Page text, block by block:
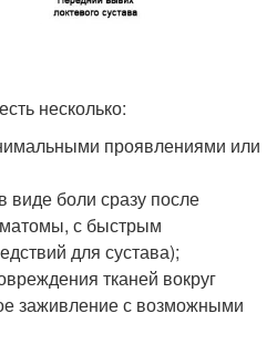
несколько:
проявлениями или
виде боли сразу после
с быстрым
для сустава);
тканей вокруг
заживление с возможными